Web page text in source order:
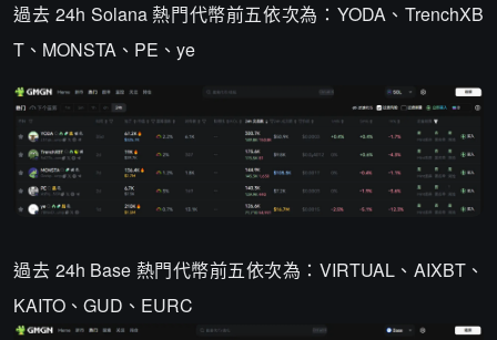
過去 24h Solana 熱門代幣前五依次為：YODA、TrenchXB
T、MONSTA、PE、ye
過去 24h Base 熱門代幣前五依次為：VIRTUAL、AIXBT、
KAITO、GUD、EURC